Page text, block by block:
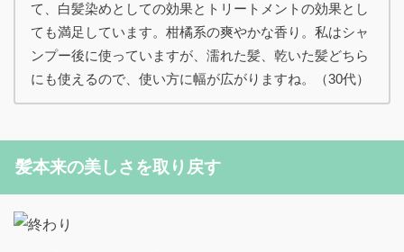
て、白髪染めとしての効果とトリートメントの効果とし
ても満足しています。柑橘系の爽やかな香り。私はシャ
ンプー後に使っていますが、濡れた髪、乾いた髪どちら
にも使えるので、使い方に幅が広がりますね。（30代）
髪本来の美しさを取り戻す